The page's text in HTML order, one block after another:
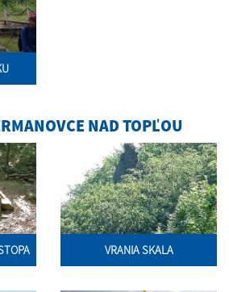
NAD TOPĽOU
VRANIA SKALA